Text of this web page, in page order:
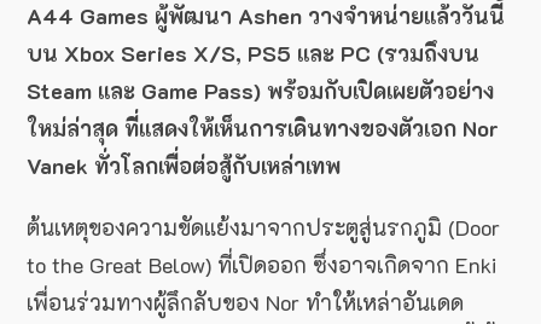
A44 Games ผู้พัฒนา Ashen วางจำหน่ายแล้ววันนี้
บน Xbox Series X/S, PS5 และ PC (รวมถึงบน
Steam และ Game Pass) พร้อมกับเปิดเผยตัวอย่าง
ใหม่ล่าสุด ที่แสดงให้เห็นการเดินทางของตัวเอก Nor
Vanek ทั่วโลกเพื่อต่อสู้กับเหล่าเทพ
ต้นเหตุของความขัดแย้งมาจากประตูสู่นรกภูมิ (Door
to the Great Below) ที่เปิดออก ซึ่งอาจเกิดจาก Enki
เพื่อนร่วมทางผู้ลึกลับของ Nor ทำให้เหล่าอันเดด